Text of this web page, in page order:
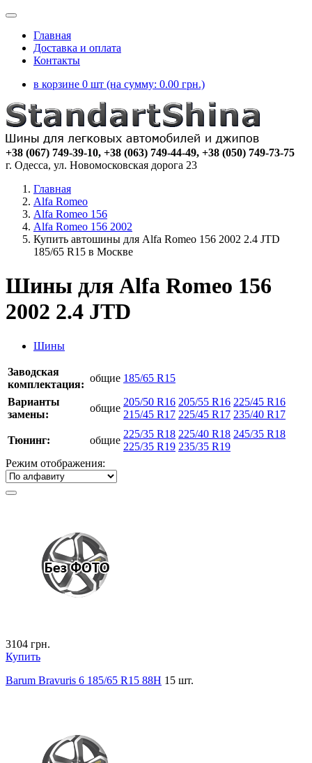
Главная
Доставка и оплата
Контакты
в корзине 0 шт (на сумму: 0.00 грн.)
+38 (067) 749-39-10, +38 (063) 749-44-49, +38 (050) 749-73-75
г. Одесса, ул. Новомосковская дорога 23
Главная
Alfa Romeo
Alfa Romeo 156
Alfa Romeo 156 2002
Купить автошины для Alfa Romeo 156 2002 2.4 JTD
185/65 R15 в Москве
Шины для Alfa Romeo 156
2002 2.4 JTD
Шины
Заводская
комплектация:
общие 185/65 R15
Варианты
замены:
общие
205/50 R16 205/55 R16 225/45 R16
215/45 R17 225/45 R17 235/40 R17
Тюнинг: общие
225/35 R18 225/40 R18 245/35 R18
225/35 R19 235/35 R19
Режим отображения:
3104 грн.
Купить
Barum Bravuris 6 185/65 R15 88H 15 шт.